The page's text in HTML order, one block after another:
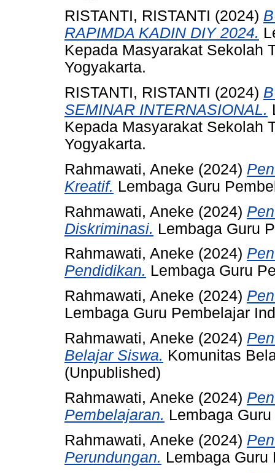
RISTANTI, RISTANTI (2024)
RAPIMDA KADIN DIY 2024.
Kepada Masyarakat Sekolah
Yogyakarta.
RISTANTI, RISTANTI (2024)
SEMINAR INTERNASIONAL.
Kepada Masyarakat Sekolah
Yogyakarta.
Rahmawati, Aneke (2024)
Kreatif. Lembaga Guru
Rahmawati, Aneke (2024)
Diskriminasi. Lembaga Guru
Rahmawati, Aneke (2024)
Pendidikan. Lembaga Guru
Rahmawati, Aneke (2024)
Lembaga Guru Pembelajar
Rahmawati, Aneke (2024)
Belajar Siswa. Komunitas
(Unpublished)
Rahmawati, Aneke (2024)
Pembelajaran. Lembaga
Rahmawati, Aneke (2024)
Perundungan. Lembaga